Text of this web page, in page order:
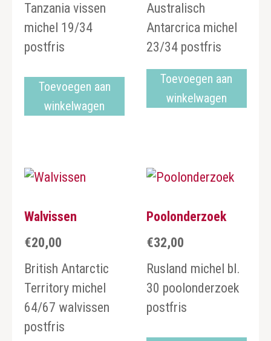
Tanzania vissen
michel 19/34
postfris
Toevoegen aan
winkelwagen
Australisch
Antarcrica michel
23/34 postfris
Toevoegen aan
winkelwagen
Walvissen
€20,00
British Antarctic
Territory michel
64/67 walvissen
postfris
Poolonderzoek
€32,00
Rusland michel bl.
30 poolonderzoek
postfris